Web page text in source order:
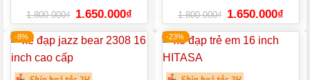
1.800.000₫ Giá
gốc
là:
1.800.000₫.
1.650.000₫
hiện
tại
là:
1.650.000₫.
1.800.000₫ Giá
gốc
là:
1.800.000₫.
1.650.000₫
hiện
tại
-8% -23%